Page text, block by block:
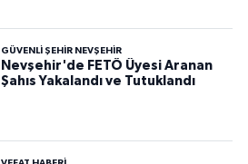
GÜVENLI ŞEHIR NEVŞEHIR
Nevşehir'de FETÖ Üyesi Aranan
Şahıs Yakalandı ve Tutuklandı